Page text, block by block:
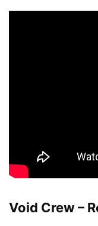
Void Crew –